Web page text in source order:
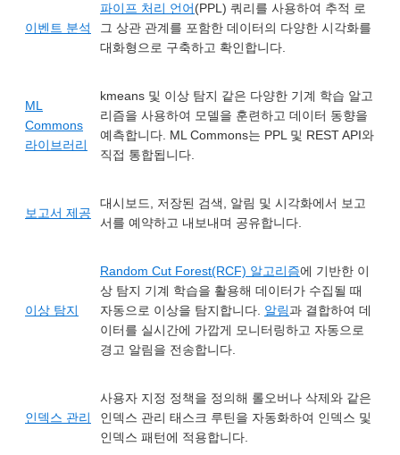
이벤트 분석
파이프 처리 언어(PPL) 쿼리를 사용하여 추적 로
그 상관 관계를 포함한 데이터의 다양한 시각화를
대화형으로 구축하고 확인합니다.
ML
Commons
라이브러리
kmeans 및 이상 탐지 같은 다양한 기계 학습 알고
리즘을 사용하여 모델을 훈련하고 데이터 동향을
예측합니다. ML Commons는 PPL 및 REST API와
직접 통합됩니다.
보고서 제공
대시보드, 저장된 검색, 알림 및 시각화에서 보고
서를 예약하고 내보내며 공유합니다.
이상 탐지
Random Cut Forest(RCF) 알고리즘에 기반한 이
상 탐지 기계 학습을 활용해 데이터가 수집될 때
자동으로 이상을 탐지합니다. 알림과 결합하여 데
이터를 실시간에 가깝게 모니터링하고 자동으로
경고 알림을 전송합니다.
인덱스 관리
사용자 지정 정책을 정의해 롤오버나 삭제와 같은
인덱스 관리 태스크 루틴을 자동화하여 인덱스 및
인덱스 패턴에 적용합니다.